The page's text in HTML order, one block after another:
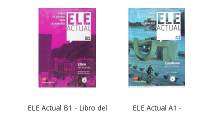
ELE Actual B1 - Libro del
ELE Actual A1 -